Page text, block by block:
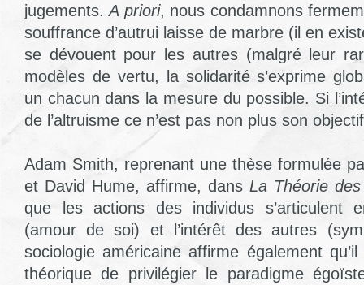
jugements.A priori, nous condamnons
souffrance d’autrui laisse de marbre (il en
se dévouent pour les autres (malgré leur
modèles de vertu, la solidarité s’exprime
un chacun dans la mesure du possible. Si
de l’altruisme ce n’est pas non plus son
Adam Smith, reprenant une thèse formulée
et David Hume, affirme, dans La Théorie
que les actions des individus s’articulent
(amour de soi) et l’intérêt des autres
sociologie américaine affirme également
théorique de privilégier le paradigme